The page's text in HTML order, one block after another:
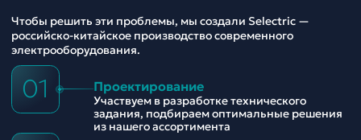
Чтобы решить эти проблемы, мы создали Selectric —
российско-китайское производство современного
электрооборудования.
01 Проектирование
Участвуем в разработке технического
задания, подбираем оптимальные решения
из нашего ассортимента